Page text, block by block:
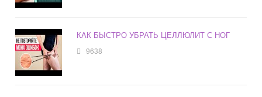
КАК БЫСТРО УБРАТЬ ЦЕЛЛЮЛИТ С НОГ
9638